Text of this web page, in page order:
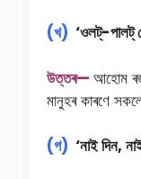
(খ) ‘ওলট্-পালট্
উত্তৰ— আহােম
মানুহৰ কাৰণে
(গ) ‘নাই দিন,